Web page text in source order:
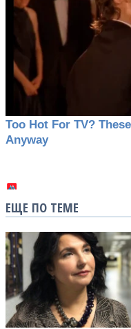
ЕЩЕ ПО ТЕМЕ